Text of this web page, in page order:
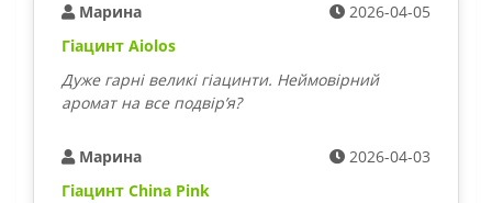
Марина
2026-04-05
Гіацинт Aiolos
Дуже гарні великі гіацинти. Неймовірний
аромат на все подвірʼя?
Марина
2026-04-03
Гіацинт China Pink